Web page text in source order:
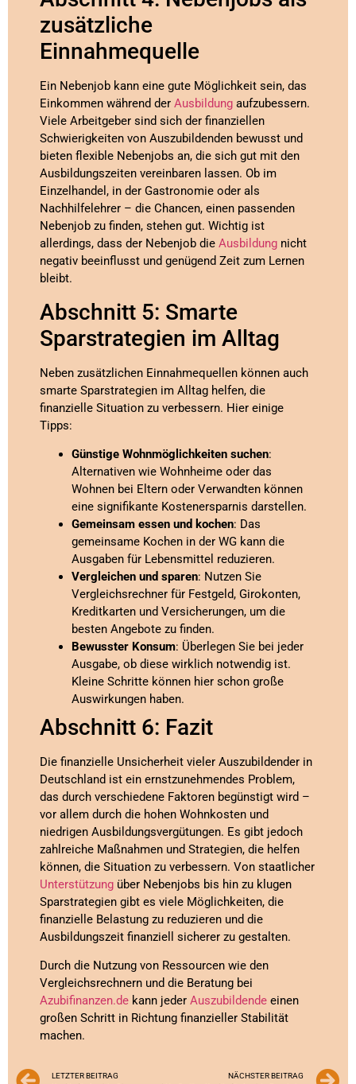
zusätzliche
Einnahmequelle
Ein Nebenjob kann eine gute Möglichkeit sein, das
Einkommen während der Ausbildung aufzubessern.
Viele Arbeitgeber sind sich der finanziellen
Schwierigkeiten von Auszubildenden bewusst und
bieten flexible Nebenjobs an, die sich gut mit den
Ausbildungszeiten vereinbaren lassen. Ob im
Einzelhandel, in der Gastronomie oder als
Nachhilfelehrer – die Chancen, einen passenden
Nebenjob zu finden, stehen gut. Wichtig ist
allerdings, dass der Nebenjob die Ausbildung nicht
negativ beeinflusst und genügend Zeit zum Lernen
bleibt.
Abschnitt 5: Smarte
Sparstrategien im Alltag
Neben zusätzlichen Einnahmequellen können auch
smarte Sparstrategien im Alltag helfen, die
finanzielle Situation zu verbessern. Hier einige
Tipps:
Günstige Wohnmöglichkeiten suchen:
Alternativen wie Wohnheime oder das
Wohnen bei Eltern oder Verwandten können
eine signifikante Kostenersparnis darstellen.
Gemeinsam essen und kochen: Das
gemeinsame Kochen in der WG kann die
Ausgaben für Lebensmittel reduzieren.
Vergleichen und sparen: Nutzen Sie
Vergleichsrechner für Festgeld, Girokonten,
Kreditkarten und Versicherungen, um die
besten Angebote zu finden.
Bewusster Konsum: Überlegen Sie bei jeder
Ausgabe, ob diese wirklich notwendig ist.
Kleine Schritte können hier schon große
Auswirkungen haben.
Abschnitt 6: Fazit
Die finanzielle Unsicherheit vieler Auszubildender in
Deutschland ist ein ernstzunehmendes Problem,
das durch verschiedene Faktoren begünstigt wird –
vor allem durch die hohen Wohnkosten und
niedrigen Ausbildungsvergütungen. Es gibt jedoch
zahlreiche Maßnahmen und Strategien, die helfen
können, die Situation zu verbessern. Von staatlicher
Unterstützung über Nebenjobs bis hin zu klugen
Sparstrategien gibt es viele Möglichkeiten, die
finanzielle Belastung zu reduzieren und die
Ausbildungszeit finanziell sicherer zu gestalten.
Durch die Nutzung von Ressourcen wie den
Vergleichsrechnern und die Beratung bei
Azubifinanzen.de kann jeder Auszubildende einen
großen Schritt in Richtung finanzieller Stabilität
machen.
LETZTER BEITRAG
NÄCHSTER BEITRAG